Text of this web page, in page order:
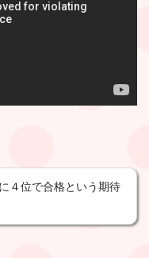
４位で合格という期待